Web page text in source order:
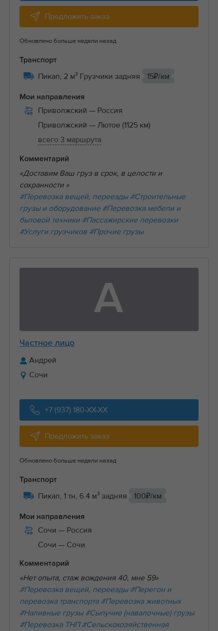
Предложить заказ
Обновлено больше недели назад
Транспорт
Пикап, 2 м³ Грузчики задняя 15₽/км
Мои направления
Приволжский — Россия
Приволжский — Лютое (1125 км)
всего 3 маршрута
Комментарий
«Доставим Ваш груз в срок, в целости и
сохранности »
#Перевозка вещей, переезды #Строительные
грузы и оборудование #Перевозка мебели и
бытовой техники #Пассажирские перевозки
#Услуги грузчиков #Прочие грузы
А
Частное лицо
Андрей
Сочи
+7 (937) 180-XX-XX
Предложить заказ
Обновлено больше недели назад
Транспорт
Пикап, 1 тн, 6.4 м³ задняя 100₽/км
Мои направления
Сочи — Россия
Сочи — Сочи
Комментарий
«Нет опыта, стаж вождения 40, мне 59»
#Перевозка вещей, переезды #Перегон и
перевозка транспорта #Перевозка животных
#Наливные грузы #Сыпучие (навалочные) грузы
#Перевозка ТНП #Сельскохозяйственная